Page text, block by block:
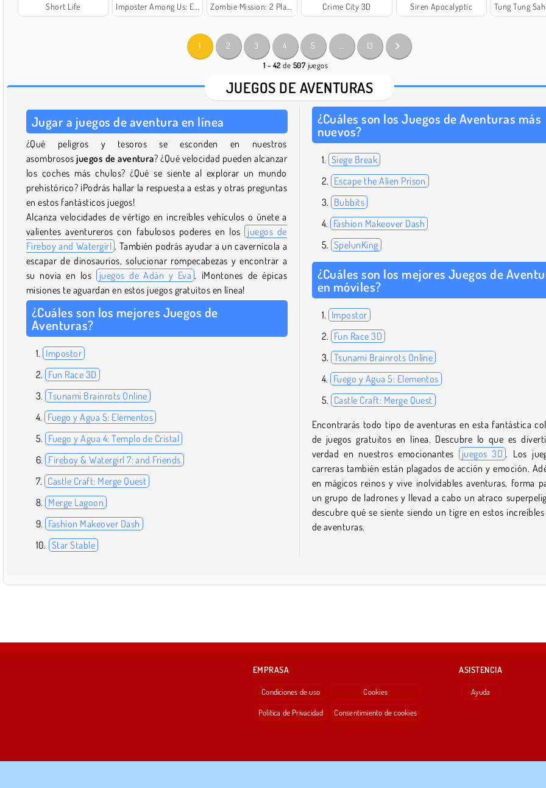
Short Life Imposter Among Us: Escape From Prison Zombie Mission: 2 Player Crime City 3D Siren Apocalyptic Tung Tung Sahur:
1 2 3 4 5 13
1 - 42 de 507juegos
JUEGOS DE AVENTURAS
Jugar a juegos de aventura en línea
¿Qué peligros y tesoros se esconden en nuestros
asombrososjuegos de aventura? ¿Qué velocidad pueden alcanzar
los coches más chulos? ¿Qué se siente al explorar un mundo
prehistórico? ¡Podrás hallar la respuesta a estas y otras preguntas
en estos fantásticos juegos!
Alcanza velocidades de vértigo en increíbles vehículos o únete a
valientes aventureros con fabulosos poderes en los juegos de
Fireboy and Watergirl . También podrás ayudar a un cavernícola a
escapar de dinosaurios, solucionar rompecabezas y encontrar a
su novia en los
juegos de Adán y Eva . ¡Montones de épicas
misiones te aguardan en estos juegos gratuitos en línea!
¿Cuáles son los mejores Juegos de
Aventuras?
Impostor
Fun Race 3D
Tsunami Brainrots Online
Fuego y Agua 5: Elementos
Fuego y Agua 4: Templo de Cristal
Fireboy & Watergirl 7: and Friends
Castle Craft: Merge Quest
Merge Lagoon
Fashion Makeover Dash
Star Stable
¿Cuáles son los Juegos de Aventuras más
nuevos?
Siege Break
Escape the Alien Prison
Bubbits
Fashion Makeover Dash
SpelunKing
¿Cuáles son los mejores Juegos de
en móviles?
Impostor
Fun Race 3D
Tsunami Brainrots Online
Fuego y Agua 5: Elementos
Castle Craft: Merge Quest
Encontrarás todo tipo de aventuras en esta fantástica
de juegos gratuitos en línea. Descubre lo que es
verdad en nuestros emocionantes
juegos 3D . Los
carreras también están plagados de acción y emoción.
en mágicos reinos y vive inolvidables aventuras, forma
un grupo de ladrones y llevad a cabo un atraco
descubre qué se siente siendo un tigre en estos increíbles
de aventuras.
EMPRASA
Condiciones de uso
Política de Privacidad
Cookies
Consentimiento de cookies
ASISTENCIA
Ayuda